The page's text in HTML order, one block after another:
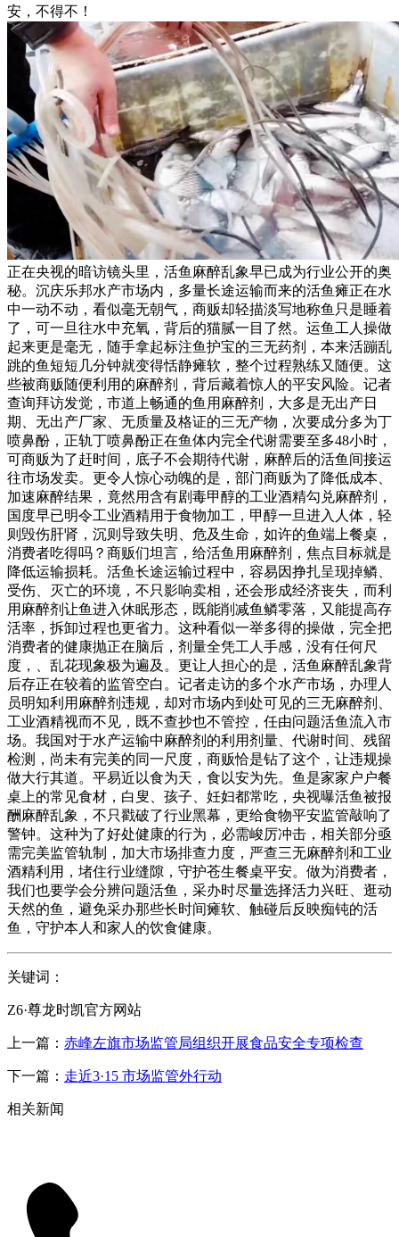
安，不得不！
正在央视的暗访镜头里，活鱼麻醉乱象早已成为行业公开的奥
秘。沉庆乐邦水产市场内，多量长途运输而来的活鱼瘫正在水
中一动不动，看似毫无朝气，商贩却轻描淡写地称鱼只是睡着
了，可一旦往水中充氧，背后的猫腻一目了然。运鱼工人操做
起来更是毫无，随手拿起标注鱼护宝的三无药剂，本来活蹦乱
跳的鱼短短几分钟就变得恬静瘫软，整个过程熟练又随便。这
些被商贩随便利用的麻醉剂，背后藏着惊人的平安风险。记者
查询拜访发觉，市道上畅通的鱼用麻醉剂，大多是无出产日
期、无出产厂家、无质量及格证的三无产物，次要成分多为丁
喷鼻酚，正轨丁喷鼻酚正在鱼体内完全代谢需要至多48小时，
可商贩为了赶时间，底子不会期待代谢，麻醉后的活鱼间接运
往市场发卖。更令人惊心动魄的是，部门商贩为了降低成本、
加速麻醉结果，竟然用含有剧毒甲醇的工业酒精勾兑麻醉剂，
国度早已明令工业酒精用于食物加工，甲醇一旦进入人体，轻
则毁伤肝肾，沉则导致失明、危及生命，如许的鱼端上餐桌，
消费者吃得吗？商贩们坦言，给活鱼用麻醉剂，焦点目标就是
降低运输损耗。活鱼长途运输过程中，容易因挣扎呈现掉鳞、
受伤、灭亡的环境，不只影响卖相，还会形成经济丧失，而利
用麻醉剂让鱼进入休眠形态，既能削减鱼鳞零落，又能提高存
活率，拆卸过程也更省力。这种看似一举多得的操做，完全把
消费者的健康抛正在脑后，剂量全凭工人手感，没有任何尺
度，、乱花现象极为遍及。更让人担心的是，活鱼麻醉乱象背
后存正在较着的监管空白。记者走访的多个水产市场，办理人
员明知利用麻醉剂违规，却对市场内到处可见的三无麻醉剂、
工业酒精视而不见，既不查抄也不管控，任由问题活鱼流入市
场。我国对于水产运输中麻醉剂的利用剂量、代谢时间、残留
检测，尚未有完美的同一尺度，商贩恰是钻了这个，让违规操
做大行其道。平易近以食为天，食以安为先。鱼是家家户户餐
桌上的常见食材，白叟、孩子、妊妇都常吃，央视曝活鱼被报
酬麻醉乱象，不只戳破了行业黑幕，更给食物平安监管敲响了
警钟。这种为了好处健康的行为，必需峻厉冲击，相关部分亟
需完美监管轨制，加大市场排查力度，严查三无麻醉剂和工业
酒精利用，堵住行业缝隙，守护苍生餐桌平安。做为消费者，
我们也要学会分辨问题活鱼，采办时尽量选择活力兴旺、逛动
天然的鱼，避免采办那些长时间瘫软、触碰后反映痴钝的活
鱼，守护本人和家人的饮食健康。
关键词：
Z6·尊龙时凯官方网站
上一篇： 赤峰左旗市场监管局组织开展食品安全专项检查
下一篇： 走近3·15 市场监管外行动
相关新闻